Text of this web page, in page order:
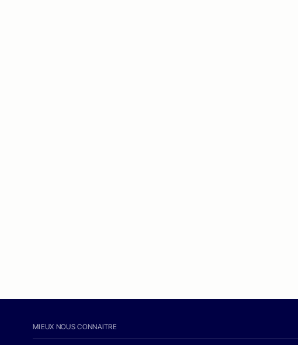
MIEUX NOUS CONNAITRE